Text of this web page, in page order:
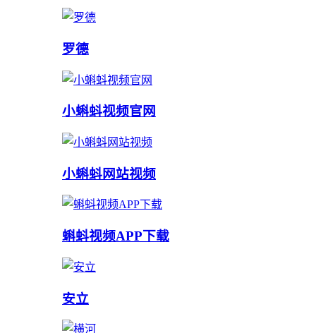
罗德
小蝌蚪视频官网
小蝌蚪网站视频
蝌蚪视频APP下载
安立